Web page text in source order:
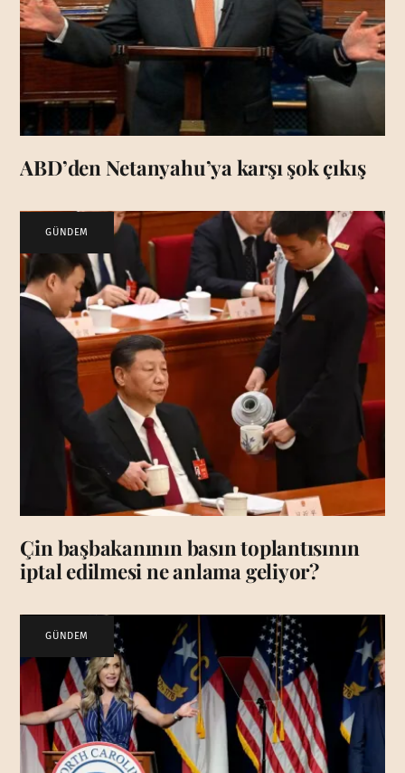
ABD’den Netanyahu’ya karşı şok çıkış
GÜNDEM
Çin başbakanının basın toplantısının
iptal edilmesi ne anlama geliyor?
GÜNDEM